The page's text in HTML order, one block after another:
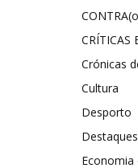
CRÍTICAS
Crónicas
Cultura
Desporto
Destaques
Economia